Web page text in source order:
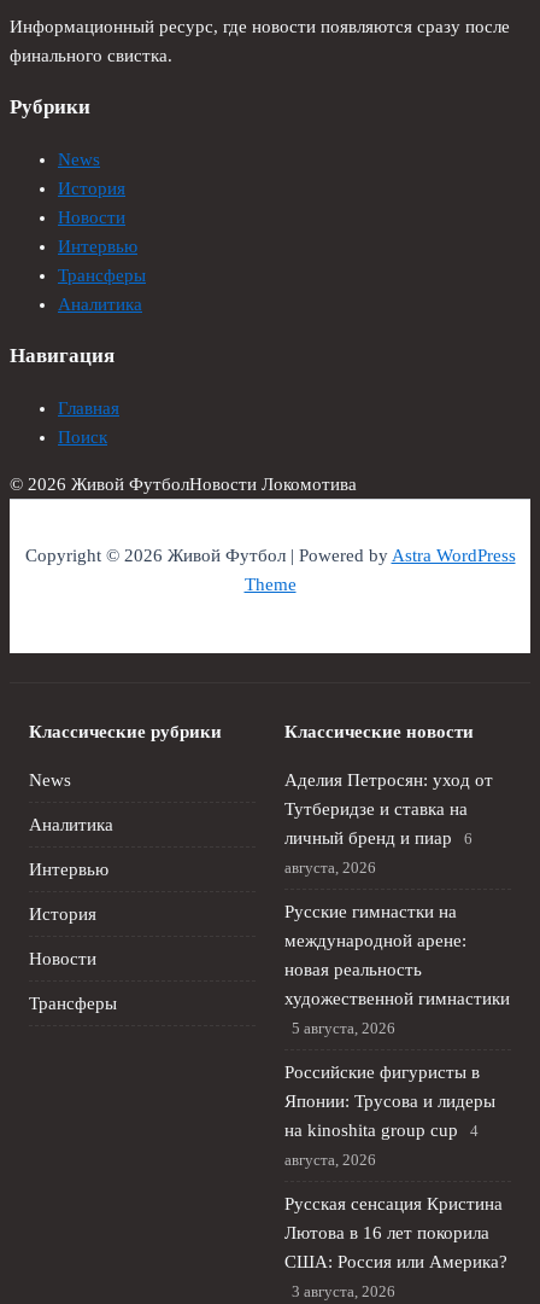
Информационный ресурс, где новости появляются сразу после
финального свистка.
Рубрики
News
История
Новости
Интервью
Трансферы
Аналитика
Навигация
Главная
Поиск
© 2026 Живой ФутболНовости Локомотива
Copyright © 2026 Живой Футбол | Powered byAstra WordPress
Theme
Классические рубрики
News
Аналитика
Интервью
История
Новости
Трансферы
Классические новости
Аделия Петросян: уход от
Тутберидзе и ставка на
личный бренд и пиар
6
августа, 2026
Русские гимнастки на
международной арене:
новая реальность
художественной гимнастики
5 августа, 2026
Российские фигуристы в
Японии: Трусова и лидеры
на kinoshita group cup
4
августа, 2026
Русская сенсация Кристина
Лютова в 16 лет покорила
США: Россия или Америка?
3 августа, 2026